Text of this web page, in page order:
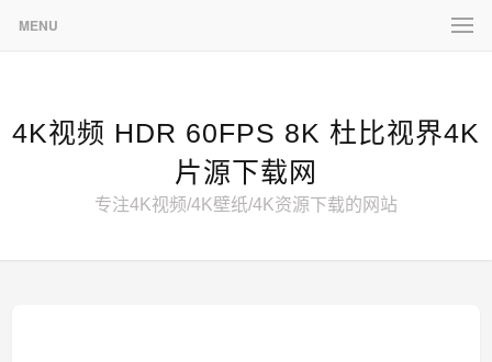
MENU
4K视频 HDR 60FPS 8K 杜比视界4K
片源下载网
专注4K视频/4K壁纸/4K资源下载的网站